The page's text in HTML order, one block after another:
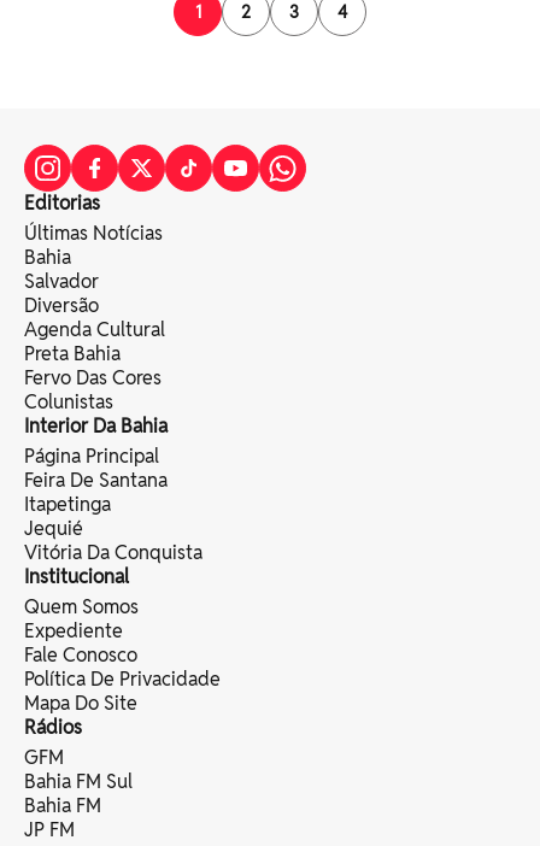
1
2 3 4
Editorias
Últimas Notícias
Bahia
Salvador
Diversão
Agenda Cultural
Preta Bahia
Fervo Das Cores
Colunistas
Interior Da Bahia
Página Principal
Feira De Santana
Itapetinga
Jequié
Vitória Da Conquista
Institucional
Quem Somos
Expediente
Fale Conosco
Política De Privacidade
Mapa Do Site
Rádios
GFM
Bahia FM Sul
Bahia FM
JP FM